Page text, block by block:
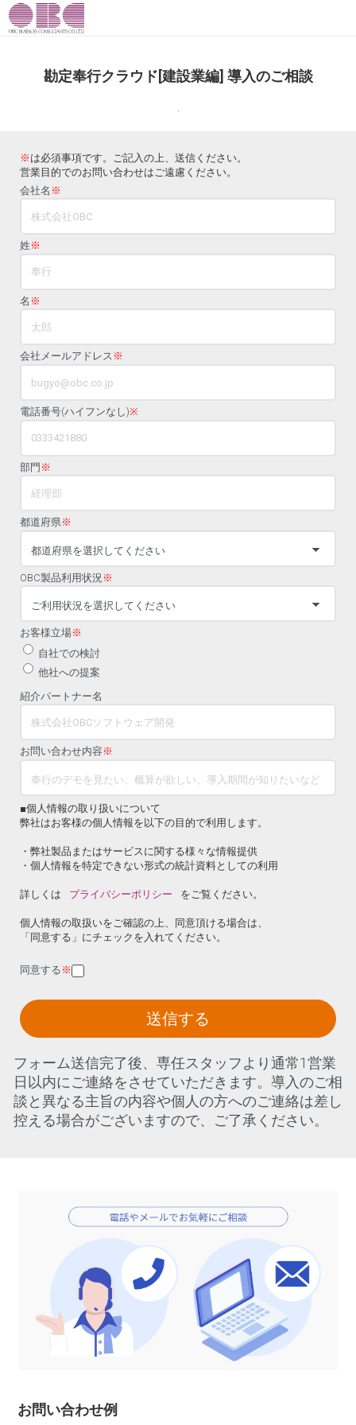
勘定奉行クラウド[建設業編] 導入のご相談
※ は必須事項です。ご記入の上、送信ください。
営業目的でのお問い合わせはご遠慮ください。
会社名 ※
姓 ※
名 ※
会社メールアドレス ※
電話番号(ハイフンなし)※
部門 ※
都道府県※
OBC製品利用状況 ※
お客様立場※
自社での検討
他社への提案
紹介パートナー名
お問い合わせ内容 ※
■個人情報の取り扱いについて
弊社はお客様の個人情報を以下の目的で利用します。
・弊社製品またはサービスに関する様々な情報提供
・個人情報を特定できない形式の統計資料としての利用
詳しくは プライバシーポリシー をご覧ください。
個人情報の取扱いをご確認の上、同意頂ける場合は、
「同意する」にチェックを入れてください。
同意する ※
送信する
フォーム送信完了後、専任スタッフより通常1営業
日以内にご連絡をさせていただきます。導入のご相
談と異なる主旨の内容や個人の方へのご連絡は差し
控える場合がございますので、ご了承ください。
お問い合わせ例